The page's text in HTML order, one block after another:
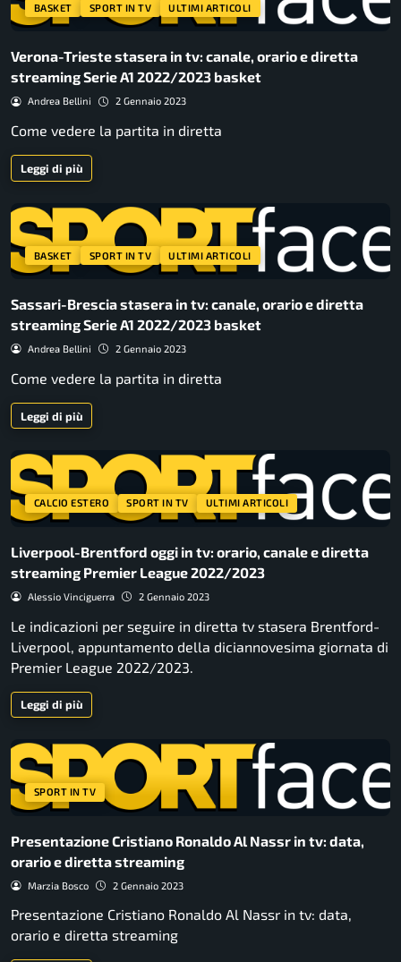
BASKET SPORT IN TV ULTIMI ARTICOLI
Verona-Trieste stasera in tv: canale, orario e diretta
streaming Serie A1 2022/2023 basket
Andrea Bellini 2 Gennaio 2023
Come vedere la partita in diretta
Leggi di più
BASKET SPORT IN TV ULTIMI ARTICOLI
Sassari-Brescia stasera in tv: canale, orario e diretta
streaming Serie A1 2022/2023 basket
Andrea Bellini 2 Gennaio 2023
Come vedere la partita in diretta
Leggi di più
CALCIO ESTERO SPORT IN TV ULTIMI ARTICOLI
Liverpool-Brentford oggi in tv: orario, canale e diretta
streaming Premier League 2022/2023
Alessio Vinciguerra 2 Gennaio 2023
Le indicazioni per seguire in diretta tv stasera Brentford-
Liverpool, appuntamento della diciannovesima giornata di
Premier League 2022/2023.
Leggi di più
SPORT IN TV
Presentazione Cristiano Ronaldo Al Nassr in tv: data,
orario e diretta streaming
Marzia Bosco 2 Gennaio 2023
Presentazione Cristiano Ronaldo Al Nassr in tv: data,
orario e diretta streaming